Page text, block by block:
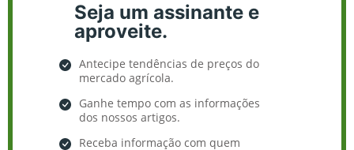
Seja um assinante e
aproveite.
Antecipe tendências de preços do
mercado agrícola.
Ganhe tempo com as informações
dos nossos artigos.
Receba informação com quem